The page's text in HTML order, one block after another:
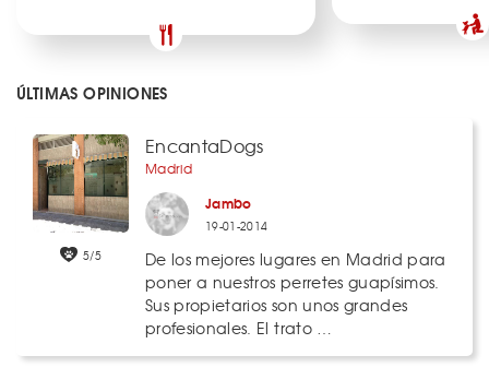
ÚLTIMAS OPINIONES
5/5
EncantaDogs
Madrid
Jambo
19-01-2014
De los mejores lugares en Madrid para
poner a nuestros perretes guapísimos.
Sus propietarios son unos grandes
profesionales. El trato …